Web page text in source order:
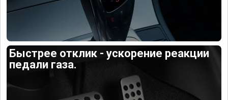
Быстрее отклик - ускорение реакции
педали газа.